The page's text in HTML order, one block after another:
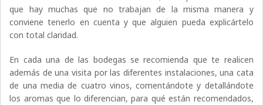
que hay muchas que no trabajan de la misma manera y
conviene tenerlo en cuenta y que alguien pueda explicártelo
con total claridad.
En cada una de las bodegas se recomienda que te realicen
además de una visita por las diferentes instalaciones, una cata
de una media de cuatro vinos, comentándote y detallándote
los aromas que lo diferencian, para qué están recomendados,